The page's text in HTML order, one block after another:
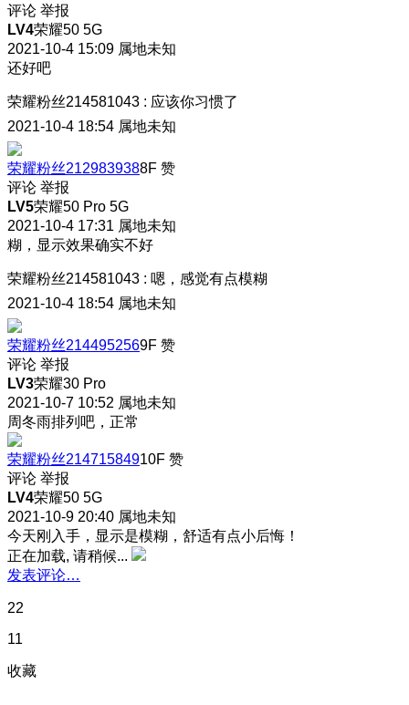
评论 举报
LV4荣耀50 5G
2021-10-4 15:09 属地未知
还好吧
荣耀粉丝214581043 : 应该你习惯了
2021-10-4 18:54 属地未知
荣耀粉丝2129839388F 赞
评论 举报
LV5荣耀50 Pro 5G
2021-10-4 17:31 属地未知
糊，显示效果确实不好
荣耀粉丝214581043 : 嗯，感觉有点模糊
2021-10-4 18:54 属地未知
荣耀粉丝2144952569F 赞
评论 举报
LV3荣耀30 Pro
2021-10-7 10:52 属地未知
周冬雨排列吧，正常
荣耀粉丝21471584910F 赞
评论 举报
LV4荣耀50 5G
2021-10-9 20:40 属地未知
今天刚入手，显示是模糊，舒适有点小后悔！
正在加载, 请稍候...
发表评论…
22
11
收藏